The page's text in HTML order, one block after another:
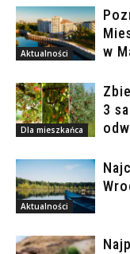
Aktualności
w
Dla mieszkańca
3
Aktualności